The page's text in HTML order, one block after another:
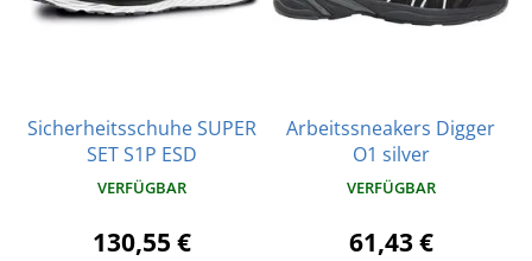
Sicherheitsschuhe SUPER
SET S1P ESD
VERFÜGBAR
130,55 €
Arbeitssneakers Digger
O1 silver
VERFÜGBAR
61,43 €